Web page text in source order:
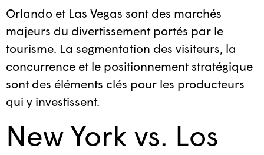
Orlando et Las Vegas sont des marchés
majeurs du divertissement portés par le
tourisme. La segmentation des visiteurs, la
concurrence et le positionnement stratégique
sont des éléments clés pour les producteurs
qui y investissent.
New York vs. Los